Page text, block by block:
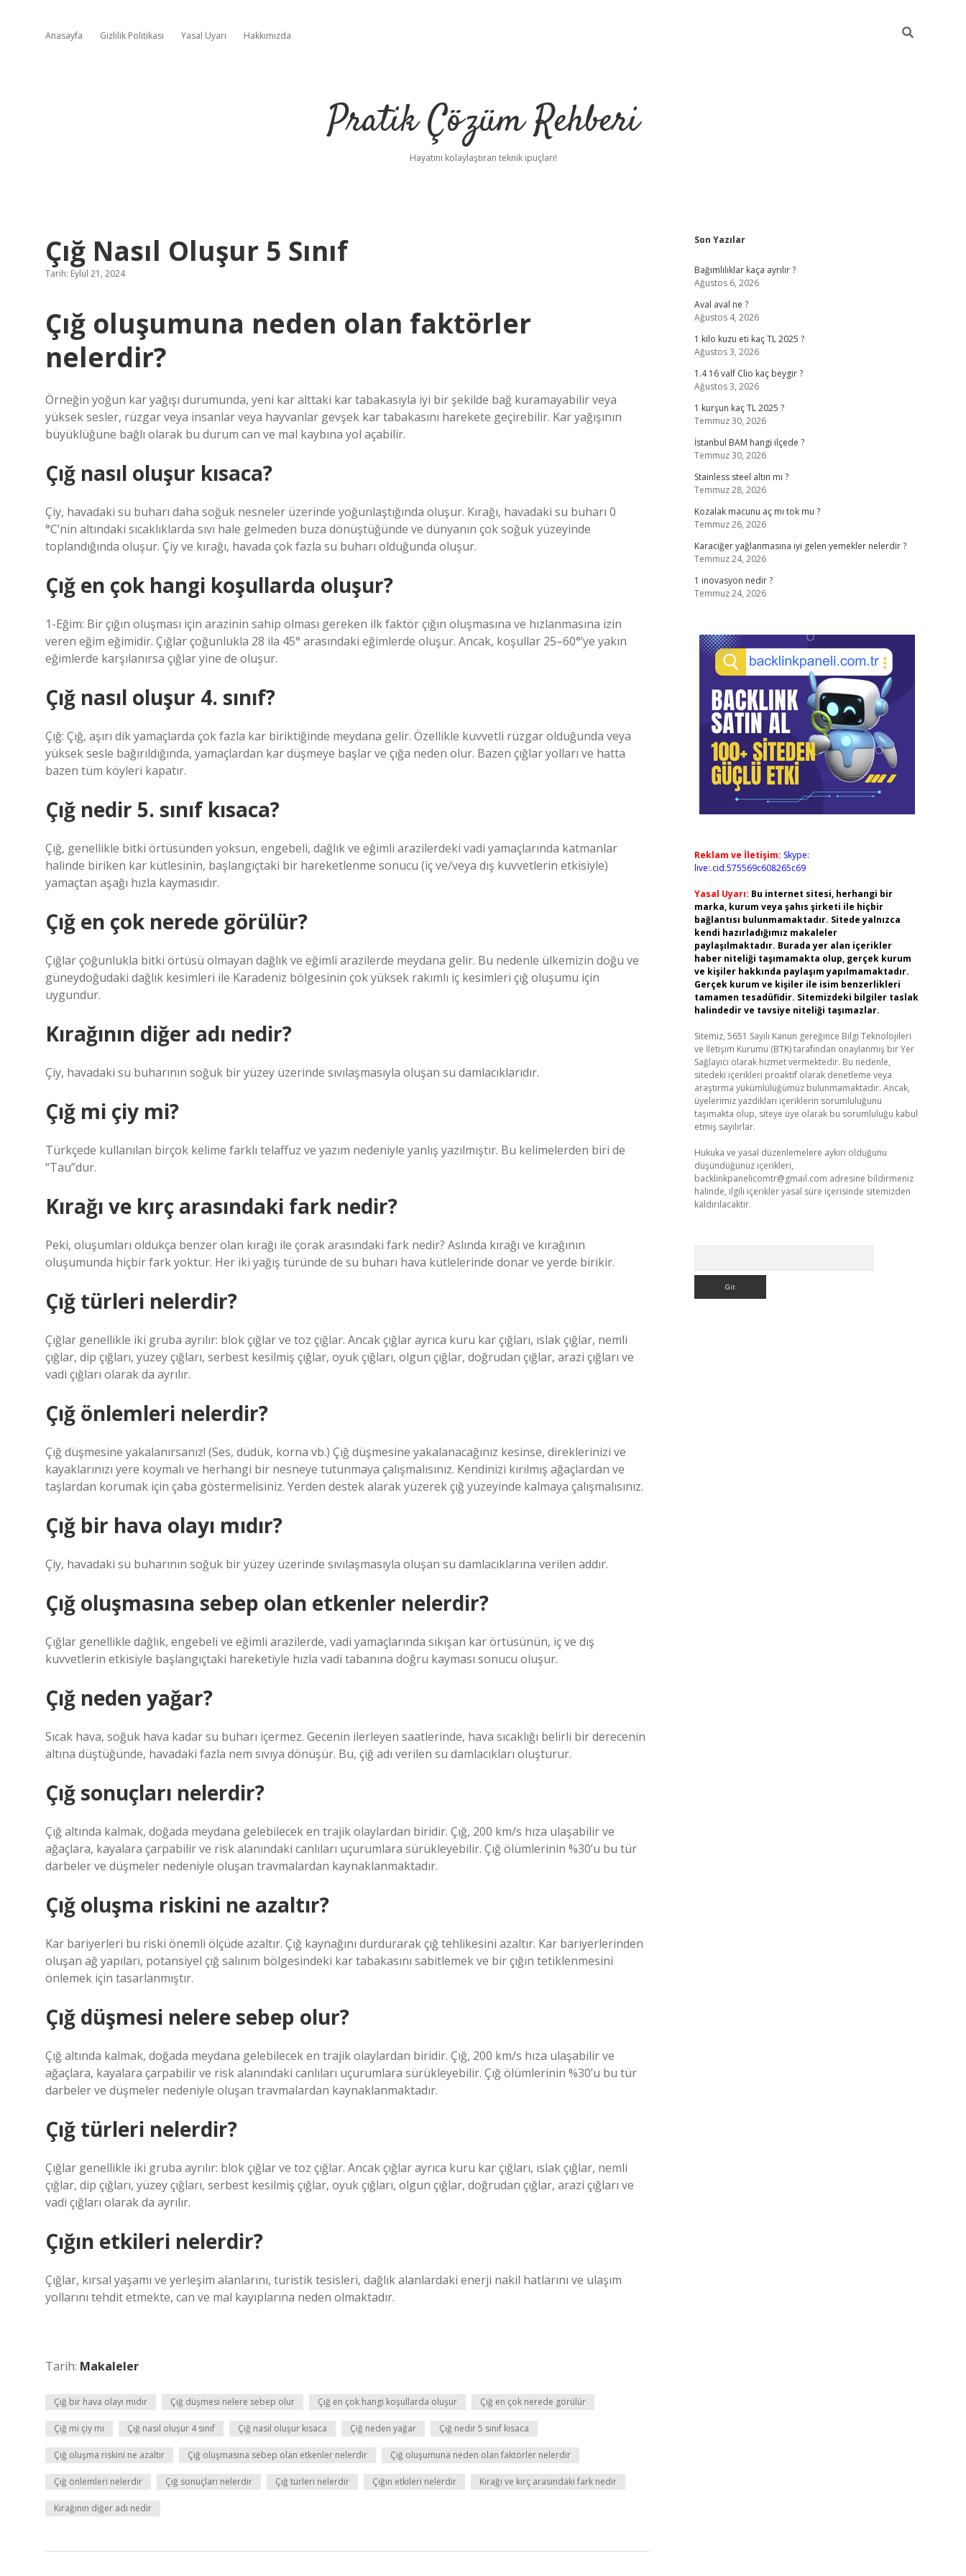
Anasayfa Gizlilik Politikası Yasal Uyarı Hakkımızda
Pratik Çözüm Rehberi
Hayatını kolaylaştıran teknik ipuçları!
Çığ Nasıl Oluşur 5 Sınıf
Tarih: Eylül 21, 2024
Çığ oluşumuna neden olan faktörler
nelerdir?
Örneğin yoğun kar yağışı durumunda, yeni kar alttaki kar tabakasıyla iyi bir şekilde bağ kuramayabilir veya
yüksek sesler, rüzgar veya insanlar veya hayvanlar gevşek kar tabakasını harekete geçirebilir. Kar yağışının
büyüklüğüne bağlı olarak bu durum can ve mal kaybına yol açabilir.
Çığ nasıl oluşur kısaca?
Çiy, havadaki su buharı daha soğuk nesneler üzerinde yoğunlaştığında oluşur. Kırağı, havadaki su buharı 0
°C’nin altındaki sıcaklıklarda sıvı hale gelmeden buza dönüştüğünde ve dünyanın çok soğuk yüzeyinde
toplandığında oluşur. Çiy ve kırağı, havada çok fazla su buharı olduğunda oluşur.
Çığ en çok hangi koşullarda oluşur?
1-Eğim: Bir çığın oluşması için arazinin sahip olması gereken ilk faktör çığın oluşmasına ve hızlanmasına izin
veren eğim eğimidir. Çığlar çoğunlukla 28 ila 45° arasındaki eğimlerde oluşur. Ancak, koşullar 25–60°’ye yakın
eğimlerde karşılanırsa çığlar yine de oluşur.
Çığ nasıl oluşur 4. sınıf?
Çığ: Çığ, aşırı dik yamaçlarda çok fazla kar biriktiğinde meydana gelir. Özellikle kuvvetli rüzgar olduğunda veya
yüksek sesle bağırıldığında, yamaçlardan kar düşmeye başlar ve çığa neden olur. Bazen çığlar yolları ve hatta
bazen tüm köyleri kapatır.
Çığ nedir 5. sınıf kısaca?
Çığ, genellikle bitki örtüsünden yoksun, engebeli, dağlık ve eğimli arazilerdeki vadi yamaçlarında katmanlar
halinde biriken kar kütlesinin, başlangıçtaki bir hareketlenme sonucu (iç ve/veya dış kuvvetlerin etkisiyle)
yamaçtan aşağı hızla kaymasıdır.
Çığ en çok nerede görülür?
Çığlar çoğunlukla bitki örtüsü olmayan dağlık ve eğimli arazilerde meydana gelir. Bu nedenle ülkemizin doğu ve
güneydoğudaki dağlık kesimleri ile Karadeniz bölgesinin çok yüksek rakımlı iç kesimleri çığ oluşumu için
uygundur.
Kırağının diğer adı nedir?
Çiy, havadaki su buharının soğuk bir yüzey üzerinde sıvılaşmasıyla oluşan su damlacıklarıdır.
Çığ mi çiy mi?
Türkçede kullanılan birçok kelime farklı telaffuz ve yazım nedeniyle yanlış yazılmıştır. Bu kelimelerden biri de
“Tau”dur.
Kırağı ve kırç arasındaki fark nedir?
Peki, oluşumları oldukça benzer olan kırağı ile çorak arasındaki fark nedir? Aslında kırağı ve kırağının
oluşumunda hiçbir fark yoktur. Her iki yağış türünde de su buharı hava kütlelerinde donar ve yerde birikir.
Çığ türleri nelerdir?
Çığlar genellikle iki gruba ayrılır: blok çığlar ve toz çığlar. Ancak çığlar ayrıca kuru kar çığları, ıslak çığlar, nemli
çığlar, dip çığları, yüzey çığları, serbest kesilmiş çığlar, oyuk çığları, olgun çığlar, doğrudan çığlar, arazi çığları ve
vadi çığları olarak da ayrılır.
Çığ önlemleri nelerdir?
Çığ düşmesine yakalanırsanız! (Ses, düdük, korna vb.) Çığ düşmesine yakalanacağınız kesinse, direklerinizi ve
kayaklarınızı yere koymalı ve herhangi bir nesneye tutunmaya çalışmalısınız. Kendinizi kırılmış ağaçlardan ve
taşlardan korumak için çaba göstermelisiniz. Yerden destek alarak yüzerek çığ yüzeyinde kalmaya çalışmalısınız.
Çığ bir hava olayı mıdır?
Çiy, havadaki su buharının soğuk bir yüzey üzerinde sıvılaşmasıyla oluşan su damlacıklarına verilen addır.
Çığ oluşmasına sebep olan etkenler nelerdir?
Çığlar genellikle dağlık, engebeli ve eğimli arazilerde, vadi yamaçlarında sıkışan kar örtüsünün, iç ve dış
kuvvetlerin etkisiyle başlangıçtaki hareketiyle hızla vadi tabanına doğru kayması sonucu oluşur.
Çığ neden yağar?
Sıcak hava, soğuk hava kadar su buharı içermez. Gecenin ilerleyen saatlerinde, hava sıcaklığı belirli bir derecenin
altına düştüğünde, havadaki fazla nem sıvıya dönüşür. Bu, çiğ adı verilen su damlacıkları oluşturur.
Çığ sonuçları nelerdir?
Çığ altında kalmak, doğada meydana gelebilecek en trajik olaylardan biridir. Çığ, 200 km/s hıza ulaşabilir ve
ağaçlara, kayalara çarpabilir ve risk alanındaki canlıları uçurumlara sürükleyebilir. Çığ ölümlerinin %30’u bu tür
darbeler ve düşmeler nedeniyle oluşan travmalardan kaynaklanmaktadır.
Çığ oluşma riskini ne azaltır?
Kar bariyerleri bu riski önemli ölçüde azaltır. Çığ kaynağını durdurarak çığ tehlikesini azaltır. Kar bariyerlerinden
oluşan ağ yapıları, potansiyel çığ salınım bölgesindeki kar tabakasını sabitlemek ve bir çığın tetiklenmesini
önlemek için tasarlanmıştır.
Çığ düşmesi nelere sebep olur?
Çığ altında kalmak, doğada meydana gelebilecek en trajik olaylardan biridir. Çığ, 200 km/s hıza ulaşabilir ve
ağaçlara, kayalara çarpabilir ve risk alanındaki canlıları uçurumlara sürükleyebilir. Çığ ölümlerinin %30’u bu tür
darbeler ve düşmeler nedeniyle oluşan travmalardan kaynaklanmaktadır.
Çığ türleri nelerdir?
Çığlar genellikle iki gruba ayrılır: blok çığlar ve toz çığlar. Ancak çığlar ayrıca kuru kar çığları, ıslak çığlar, nemli
çığlar, dip çığları, yüzey çığları, serbest kesilmiş çığlar, oyuk çığları, olgun çığlar, doğrudan çığlar, arazi çığları ve
vadi çığları olarak da ayrılır.
Çığın etkileri nelerdir?
Çığlar, kırsal yaşamı ve yerleşim alanlarını, turistik tesisleri, dağlık alanlardaki enerji nakil hatlarını ve ulaşım
yollarını tehdit etmekte, can ve mal kayıplarına neden olmaktadır.
Tarih: Makaleler
Çığ bir hava olayı mıdır Çığ düşmesi nelere sebep olur Çığ en çok hangi koşullarda oluşur Çığ en çok nerede görülür
Çığ mi çiy mi Çığ nasıl oluşur 4 sınıf Çığ nasıl oluşur kısaca Çığ neden yağar Çığ nedir 5 sınıf kısaca
Çığ oluşma riskini ne azaltır Çığ oluşmasına sebep olan etkenler nelerdir Çığ oluşumuna neden olan faktörler nelerdir
Çığ önlemleri nelerdir Çığ sonuçları nelerdir Çığ türleri nelerdir Çığın etkileri nelerdir Kırağı ve kırç arasındaki fark nedir
Kırağının diğer adı nedir
Sidebar
Son Yazılar
Bağımlılıklar kaça ayrılır ?
Ağustos 6, 2026
Aval aval ne ?
Ağustos 4, 2026
1 kilo kuzu eti kaç TL 2025 ?
Ağustos 3, 2026
1.4 16 valf Clio kaç beygir ?
Ağustos 3, 2026
1 kurşun kaç TL 2025 ?
Temmuz 30, 2026
İstanbul BAM hangi ilçede ?
Temmuz 30, 2026
Stainless steel altın mı ?
Temmuz 28, 2026
Kozalak macunu aç mı tok mu ?
Temmuz 26, 2026
Karaciğer yağlanmasına iyi gelen yemekler nelerdir ?
Temmuz 24, 2026
1 inovasyon nedir ?
Temmuz 24, 2026
Reklam ve İletişim: Skype:
live:.cid.575569c608265c69
Yasal Uyarı: Bu internet sitesi, herhangi bir
marka, kurum veya şahıs şirketi ile hiçbir
bağlantısı bulunmamaktadır. Sitede yalnızca
kendi hazırladığımız makaleler
paylaşılmaktadır. Burada yer alan içerikler
haber niteliği taşımamakta olup, gerçek kurum
ve kişiler hakkında paylaşım yapılmamaktadır.
Gerçek kurum ve kişiler ile isim benzerlikleri
tamamen tesadüfidir. Sitemizdeki bilgiler taslak
halindedir ve tavsiye niteliği taşımazlar.
Sitemiz, 5651 Sayılı Kanun gereğince Bilgi Teknolojileri
ve İletişim Kurumu (BTK) tarafından onaylanmış bir Yer
Sağlayıcı olarak hizmet vermektedir. Bu nedenle,
sitedeki içerikleri proaktif olarak denetleme veya
araştırma yükümlülüğümüz bulunmamaktadır. Ancak,
üyelerimiz yazdıkları içeriklerin sorumluluğunu
taşımakta olup, siteye üye olarak bu sorumluluğu kabul
etmiş sayılırlar.
Hukuka ve yasal düzenlemelere aykırı olduğunu
düşündüğünüz içerikleri,
backlinkpanelicomtr@gmail.com adresine bildirmeniz
halinde, ilgili içerikler yasal süre içerisinde sitemizden
kaldırılacaktır.